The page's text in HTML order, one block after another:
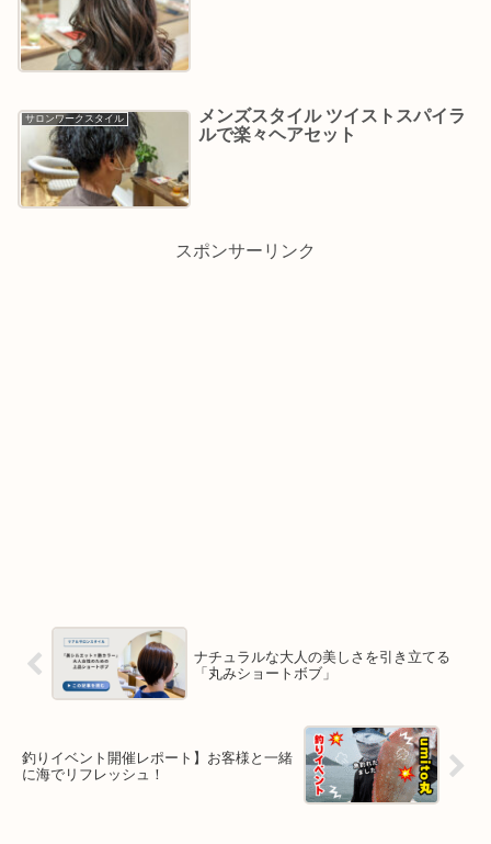
サロンワークスタイル
メンズスタイル ツイストスパイラ
ルで楽々ヘアセット
スポンサーリンク
ナチュラルな大人の美しさを引き立てる
「丸みショートボブ」
釣りイベント開催レポート】お客様と一緒
に海でリフレッシュ！